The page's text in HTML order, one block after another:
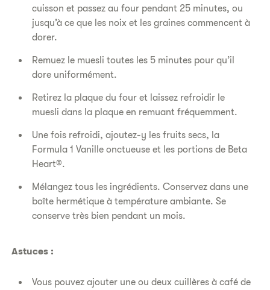
cuisson et passez au four pendant 25 minutes, ou
jusqu’à ce que les noix et les graines commencent à
dorer.
Remuez le muesli toutes les 5 minutes pour qu’il
dore uniformément.
Retirez la plaque du four et laissez refroidir le
muesli dans la plaque en remuant fréquemment.
Une fois refroidi, ajoutez-y les fruits secs, la
Formula 1 Vanille onctueuse et les portions de Beta
Heart®.
Mélangez tous les ingrédients. Conservez dans une
boîte hermétique à température ambiante. Se
conserve très bien pendant un mois.
Astuces :
Vous pouvez ajouter une ou deux cuillères à café de